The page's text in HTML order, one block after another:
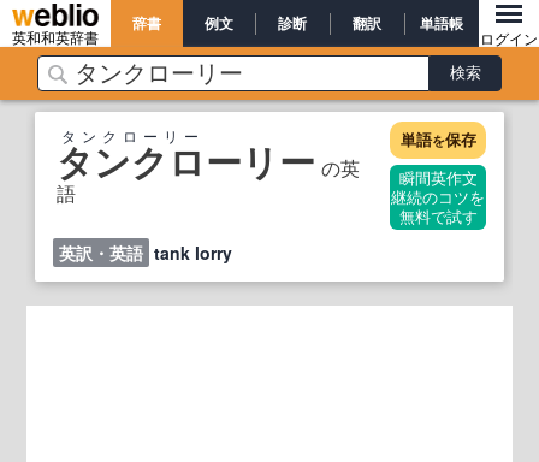
英和和英辞書
辞書 例文 診断 翻訳 単語帳
ログイン
タンクローリー の英
語
タンクローリー 単語を保存
瞬間英作文
継続のコツを
無料で試す
英訳・英語 tank lorry